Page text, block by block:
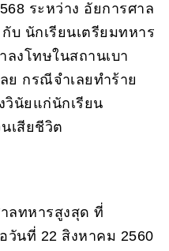
ระหว่าง อัยการศาล
นักเรียนเตรียมทหาร
ลงโทษในสถานเบา
ย กรณีจำเลยทำร้าย
วินัยแก่นักเรียน
เสียชีวิต
ลทหารสูงสุด ที่
วันที่ 22 สิงหาคม 2560